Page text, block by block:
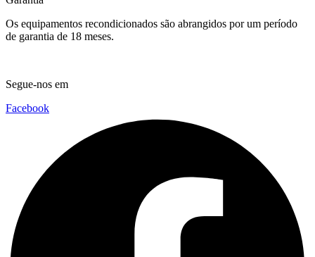
Os equipamentos recondicionados são abrangidos por um período
de garantia de 18 meses.
Segue-nos em
Facebook